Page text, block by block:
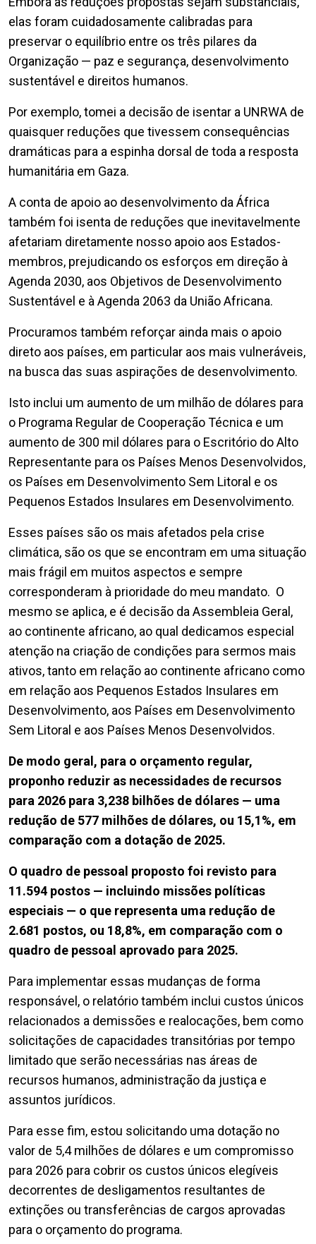
elas foram cuidadosamente calibradas para
preservar o equilíbrio entre os três pilares da
Organização — paz e segurança, desenvolvimento
sustentável e direitos humanos.
Por exemplo, tomei a decisão de isentar a UNRWA de
quaisquer reduções que tivessem consequências
dramáticas para a espinha dorsal de toda a resposta
humanitária em Gaza.
A conta de apoio ao desenvolvimento da África
também foi isenta de reduções que inevitavelmente
afetariam diretamente nosso apoio aos Estados-
membros, prejudicando os esforços em direção à
Agenda 2030, aos Objetivos de Desenvolvimento
Sustentável e à Agenda 2063 da União Africana.
Procuramos também reforçar ainda mais o apoio
direto aos países, em particular aos mais vulneráveis,
na busca das suas aspirações de desenvolvimento.
Isto inclui um aumento de um milhão de dólares para
o Programa Regular de Cooperação Técnica e um
aumento de 300 mil dólares para o Escritório do Alto
Representante para os Países Menos Desenvolvidos,
os Países em Desenvolvimento Sem Litoral e os
Pequenos Estados Insulares em Desenvolvimento.
Esses países são os mais afetados pela crise
climática, são os que se encontram em uma situação
mais frágil em muitos aspectos e sempre
corresponderam à prioridade do meu mandato. O
mesmo se aplica, e é decisão da Assembleia Geral,
ao continente africano, ao qual dedicamos especial
atenção na criação de condições para sermos mais
ativos, tanto em relação ao continente africano como
em relação aos Pequenos Estados Insulares em
Desenvolvimento, aos Países em Desenvolvimento
Sem Litoral e aos Países Menos Desenvolvidos.
De modo geral, para o orçamento regular,
proponho reduzir as necessidades de recursos
para 2026 para 3,238 bilhões de dólares — uma
redução de 577 milhões de dólares, ou 15,1%, em
comparação com a dotação de 2025.
O quadro de pessoal proposto foi revisto para
11.594 postos — incluindo missões políticas
especiais — o que representa uma redução de
2.681 postos, ou 18,8%, em comparação com o
quadro de pessoal aprovado para 2025.
Para implementar essas mudanças de forma
responsável, o relatório também inclui custos únicos
relacionados a demissões e realocações, bem como
solicitações de capacidades transitórias por tempo
limitado que serão necessárias nas áreas de
recursos humanos, administração da justiça e
assuntos jurídicos.
Para esse fim, estou solicitando uma dotação no
valor de 5,4 milhões de dólares e um compromisso
para 2026 para cobrir os custos únicos elegíveis
decorrentes de desligamentos resultantes de
extinções ou transferências de cargos aprovadas
para o orçamento do programa.